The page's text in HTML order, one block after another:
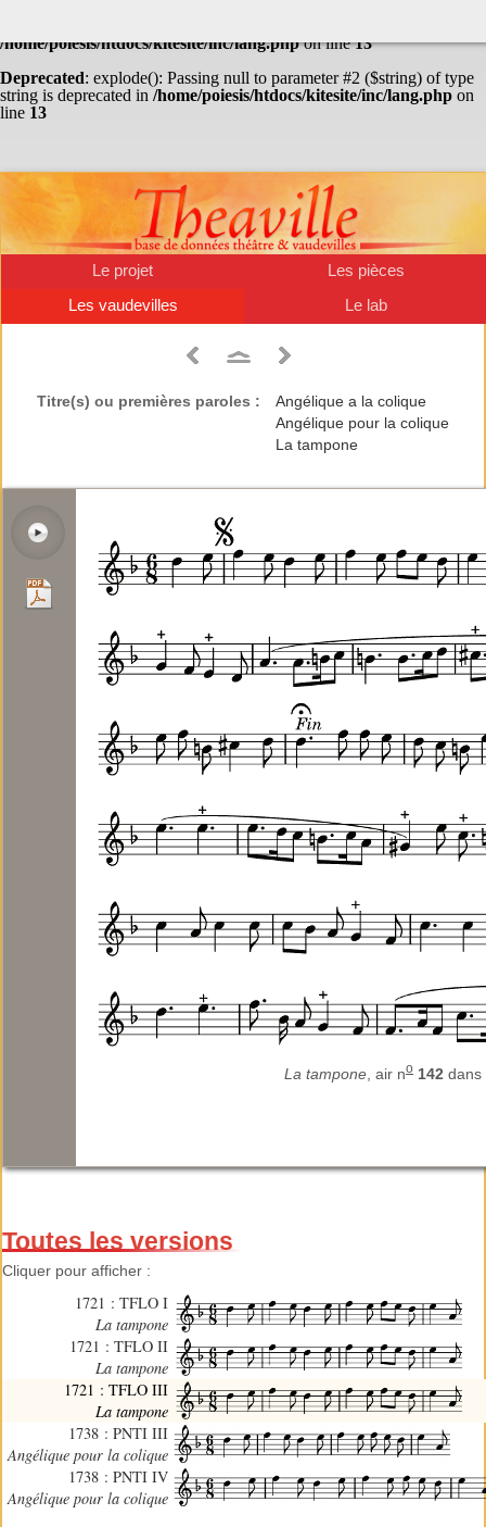
/home/poiesis/htdocs/kitesite/inc/lang.phpon line13
Deprecated: explode(): Passing null to parameter #2 ($string) of type
string is deprecated in /home/poiesis/htdocs/kitesite/inc/lang.php on
line 13
Le projet
Les pièces
Les vaudevilles
Le lab
Titre(s) ou premières paroles :
Angélique a la colique
Angélique pour la colique
La tampone
La tampone , air no 142 dans
Toutes les versions
Cliquer pour afficher :
1721 : TFLO I
La tampone
1721 : TFLO II
La tampone
1721 : TFLO III
La tampone
1738 : PNTI III
Angélique pour la colique
1738 : PNTI IV
Angélique pour la colique